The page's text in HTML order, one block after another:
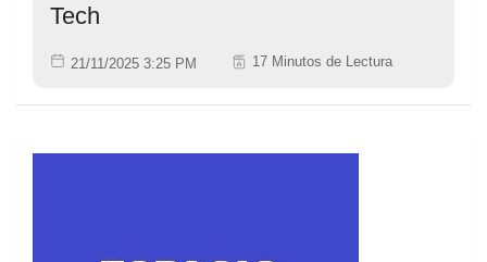
Tech
21/11/2025 3:25 PM 17 Minutos de Lectura